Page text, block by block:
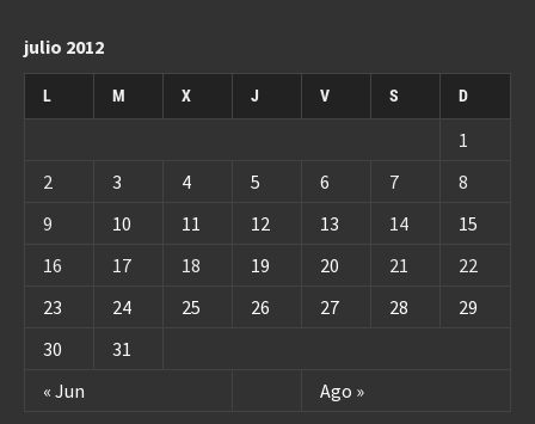
julio 2012
L M X J V S D
« Jun Ago »
1
2
3 4 5 6 7
8
9
10 11 12 13 14
15
16
17 18 19 20 21
22
23
24 25 26 27 28
29
30
31